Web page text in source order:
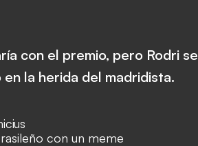
con el premio, pero Rodri se
la herida del madridista.
con un meme